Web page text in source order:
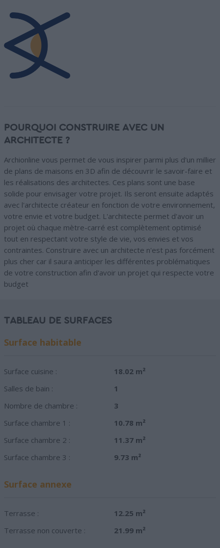
POURQUOI CONSTRUIRE AVEC UN
ARCHITECTE ?
Archionline vous permet de vous inspirer parmi plus d'un millier
de plans de maisons en 3D afin de découvrir le savoir-faire et
les réalisations des architectes. Ces plans sont une base
solide pour envisager votre projet. Ils seront ensuite adaptés
avec l'architecte créateur en fonction de votre environnement,
votre envie et votre budget. L'architecte permet d'avoir un
projet où chaque mètre-carré est complètement optimisé
tout en respectant votre style de vie, vos envies et vos
contraintes. Construire avec un architecte n'est pas forcément
plus cher car il saura anticiper les différentes problématiques
de votre construction afin d'avoir un projet qui respecte votre
budget
TABLEAU DE SURFACES
Surface habitable
Surface cuisine :
18.02 m²
Salles de bain :
1
Nombre de chambre :
3
Surface chambre 1 :
10.78 m²
Surface chambre 2 :
11.37 m²
Surface chambre 3 :
9.73 m²
Surface annexe
Terrasse :
12.25 m²
Terrasse non couverte :
21.99 m²